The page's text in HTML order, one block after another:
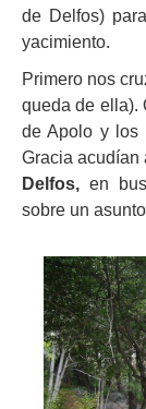
de Delfos)
yacimiento.
Primero nos
queda de ella).
de Apolo y los
Gracia acudían
Delfos, en
sobre un